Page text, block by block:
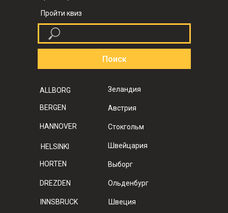
Зеландия
Австрия
Стокгольм
Швейцария
Выборг
Ольденбург
Швеция
Пройти квиз
Поиск
ALLBORG
BERGEN
HANNOVER
HELSINKI
HORTEN
DREZDEN
INNSBRUCK